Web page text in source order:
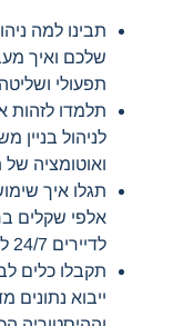
תבינו למה
שלכם ואיך
תפעולי
תלמדו לזהות
לניהול
ואוטומציה של
אלפי שקלים
לדיירים 24/7 ללא מגע יד אדם.
תקבלו כלים
ייבוא